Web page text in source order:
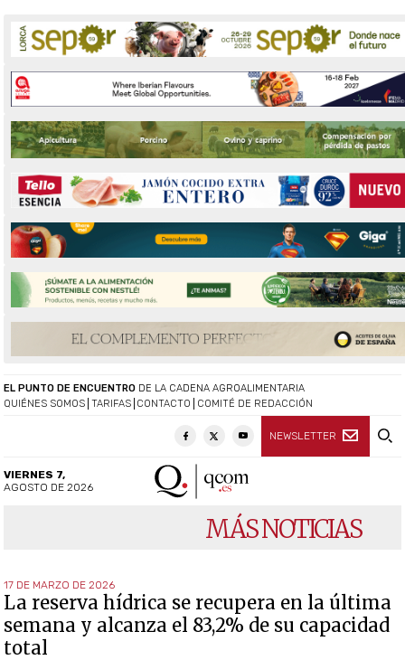
QUIÉNES SOMOS TARIFAS CONTACTO COMITÉ DE REDACCIÓN
NEWSLETTER
EL PUNTO DE ENCUENTRO DE LA CADENA AGROALIMENTARIA
VIERNES 7,
AGOSTO DE 2026
MÁS NOTICIAS
17 DE MARZO DE 2026
La reserva hídrica se recupera en la última
semana y alcanza el 83,2% de su capacidad
total